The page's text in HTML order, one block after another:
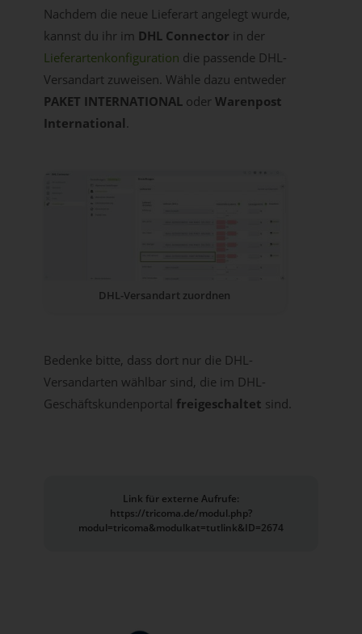
Nachdem die neue Lieferart angelegt wurde,
kannst du ihr im DHL Connector in der
Lieferartenkonfiguration die passende DHL-
Versandart zuweisen. Wähle dazu entweder
PAKET INTERNATIONALoder Warenpost
International.
DHL-Versandart zuordnen
Bedenke bitte, dass dort nur die DHL-
Versandarten wählbar sind, die im DHL-
Geschäftskundenportal freigeschaltet sind.
Link für externe Aufrufe:
https://tricoma.de/modul.php?
modul=tricoma&modulkat=tutlink&ID=2674